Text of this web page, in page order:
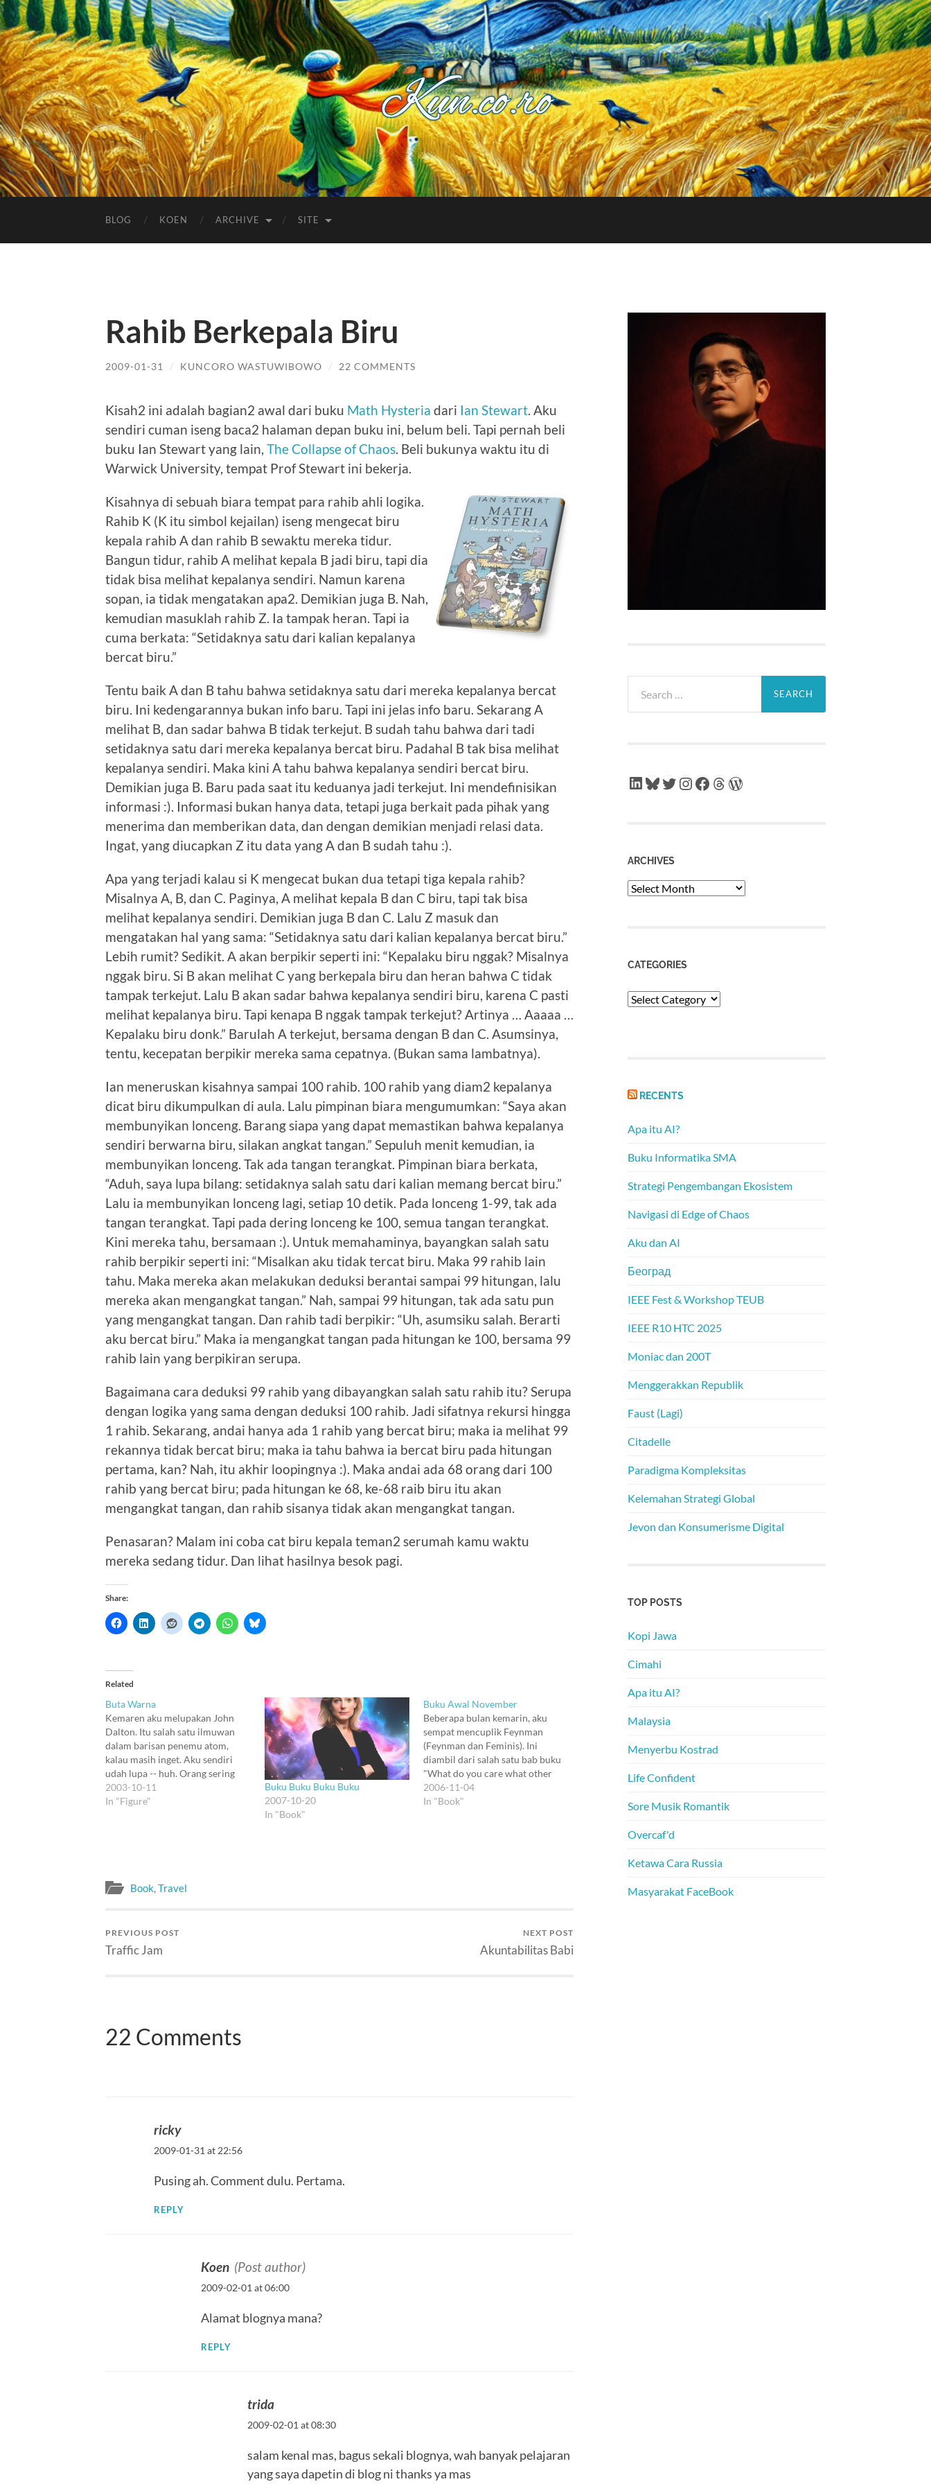
Kuncoro++
BLOG KOEN ARCHIVE SITE
Rahib Berkepala Biru
2009-01-31 / KUNCORO WASTUWIBOWO / 22 COMMENTS
Kisah2 ini adalah bagian2 awal dari buku Math Hysteria dari Ian Stewart . Aku
sendiri cuman iseng baca2 halaman depan buku ini, belum beli. Tapi pernah beli
buku Ian Stewart yang lain, The Collapse of Chaos . Beli bukunya waktu itu di
Warwick University, tempat Prof Stewart ini bekerja.
Kisahnya di sebuah biara tempat para rahib ahli logika.
Rahib K (K itu simbol kejailan) iseng mengecat biru
kepala rahib A dan rahib B sewaktu mereka tidur.
Bangun tidur, rahib A melihat kepala B jadi biru, tapi dia
tidak bisa melihat kepalanya sendiri. Namun karena
sopan, ia tidak mengatakan apa2. Demikian juga B. Nah,
kemudian masuklah rahib Z. Ia tampak heran. Tapi ia
cuma berkata: “Setidaknya satu dari kalian kepalanya
bercat biru.”
Tentu baik A dan B tahu bahwa setidaknya satu dari mereka kepalanya bercat
biru. Ini kedengarannya bukan info baru. Tapi ini jelas info baru. Sekarang A
melihat B, dan sadar bahwa B tidak terkejut. B sudah tahu bahwa dari tadi
setidaknya satu dari mereka kepalanya bercat biru. Padahal B tak bisa melihat
kepalanya sendiri. Maka kini A tahu bahwa kepalanya sendiri bercat biru.
Demikian juga B. Baru pada saat itu keduanya jadi terkejut. Ini mendefinisikan
informasi :). Informasi bukan hanya data, tetapi juga berkait pada pihak yang
menerima dan memberikan data, dan dengan demikian menjadi relasi data.
Ingat, yang diucapkan Z itu data yang A dan B sudah tahu :).
Apa yang terjadi kalau si K mengecat bukan dua tetapi tiga kepala rahib?
Misalnya A, B, dan C. Paginya, A melihat kepala B dan C biru, tapi tak bisa
melihat kepalanya sendiri. Demikian juga B dan C. Lalu Z masuk dan
mengatakan hal yang sama: “Setidaknya satu dari kalian kepalanya bercat biru.”
Lebih rumit? Sedikit. A akan berpikir seperti ini: “Kepalaku biru nggak? Misalnya
nggak biru. Si B akan melihat C yang berkepala biru dan heran bahwa C tidak
tampak terkejut. Lalu B akan sadar bahwa kepalanya sendiri biru, karena C pasti
melihat kepalanya biru. Tapi kenapa B nggak tampak terkejut? Artinya … Aaaaa …
Kepalaku biru donk.” Barulah A terkejut, bersama dengan B dan C. Asumsinya,
tentu, kecepatan berpikir mereka sama cepatnya. (Bukan sama lambatnya).
Ian meneruskan kisahnya sampai 100 rahib. 100 rahib yang diam2 kepalanya
dicat biru dikumpulkan di aula. Lalu pimpinan biara mengumumkan: “Saya akan
membunyikan lonceng. Barang siapa yang dapat memastikan bahwa kepalanya
sendiri berwarna biru, silakan angkat tangan.” Sepuluh menit kemudian, ia
membunyikan lonceng. Tak ada tangan terangkat. Pimpinan biara berkata,
“Aduh, saya lupa bilang: setidaknya salah satu dari kalian memang bercat biru.”
Lalu ia membunyikan lonceng lagi, setiap 10 detik. Pada lonceng 1-99, tak ada
tangan terangkat. Tapi pada dering lonceng ke 100, semua tangan terangkat.
Kini mereka tahu, bersamaan :). Untuk memahaminya, bayangkan salah satu
rahib berpikir seperti ini: “Misalkan aku tidak tercat biru. Maka 99 rahib lain
tahu. Maka mereka akan melakukan deduksi berantai sampai 99 hitungan, lalu
mereka akan mengangkat tangan.” Nah, sampai 99 hitungan, tak ada satu pun
yang mengangkat tangan. Dan rahib tadi berpikir: “Uh, asumsiku salah. Berarti
aku bercat biru.” Maka ia mengangkat tangan pada hitungan ke 100, bersama 99
rahib lain yang berpikiran serupa.
Bagaimana cara deduksi 99 rahib yang dibayangkan salah satu rahib itu? Serupa
dengan logika yang sama dengan deduksi 100 rahib. Jadi sifatnya rekursi hingga
1 rahib. Sekarang, andai hanya ada 1 rahib yang bercat biru; maka ia melihat 99
rekannya tidak bercat biru; maka ia tahu bahwa ia bercat biru pada hitungan
pertama, kan? Nah, itu akhir loopingnya :). Maka andai ada 68 orang dari 100
rahib yang bercat biru; pada hitungan ke 68, ke-68 raib biru itu akan
mengangkat tangan, dan rahib sisanya tidak akan mengangkat tangan.
Penasaran? Malam ini coba cat biru kepala teman2 serumah kamu waktu
mereka sedang tidur. Dan lihat hasilnya besok pagi.
Share:
Related
Buta Warna
Kemaren aku melupakan John
Dalton. Itu salah satu ilmuwan
dalam barisan penemu atom,
kalau masih inget. Aku sendiri
udah lupa -- huh. Orang sering
menyebut penyakit buta warna
sebagai daltonian. Dan Mister
2003-10-11
In "Figure"
Buku Buku Buku Buku
2007-10-20
In "Book"
Buku Awal November
Beberapa bulan kemarin, aku
sempat mencuplik Feynman
(Feynman dan Feminis). Ini
diambil dari salah satu bab buku
"What do you care what other
people think." Hm, judulnya gue
banget ya? Haha. Tapi topiknya
2006-11-04
In "Book"
Book,Travel
PREVIOUS POST
Traffic Jam
NEXT POST
Akuntabilitas Babi
22 Comments
ricky
2009-01-31 at 22:56
Pusing ah. Comment dulu. Pertama.
REPLY
Koen (Post author)
2009-02-01 at 06:00
Alamat blognya mana?
REPLY
trida
2009-02-01 at 08:30
salam kenal mas, bagus sekali blognya, wah banyak pelajaran
yang saya dapetin di blog ni thanks ya mas
for:
LinkedIn
Bluesky
Twitter
Instagram
Facebook
Threads
WordPress
ARCHIVES
Archives
CATEGORIES
Categories
RECENTS
Apa itu AI?
Buku Informatika SMA
Strategi Pengembangan Ekosistem
Navigasi di Edge of Chaos
Aku dan AI
Београд
IEEE Fest & Workshop TEUB
IEEE R10 HTC 2025
Moniac dan 200T
Menggerakkan Republik
Faust (Lagi)
Citadelle
Paradigma Kompleksitas
Kelemahan Strategi Global
Jevon dan Konsumerisme Digital
TOP POSTS
Kopi Jawa
Cimahi
Apa itu AI?
Malaysia
Menyerbu Kostrad
Life Confident
Sore Musik Romantik
Overcaf'd
Ketawa Cara Russia
Masyarakat FaceBook